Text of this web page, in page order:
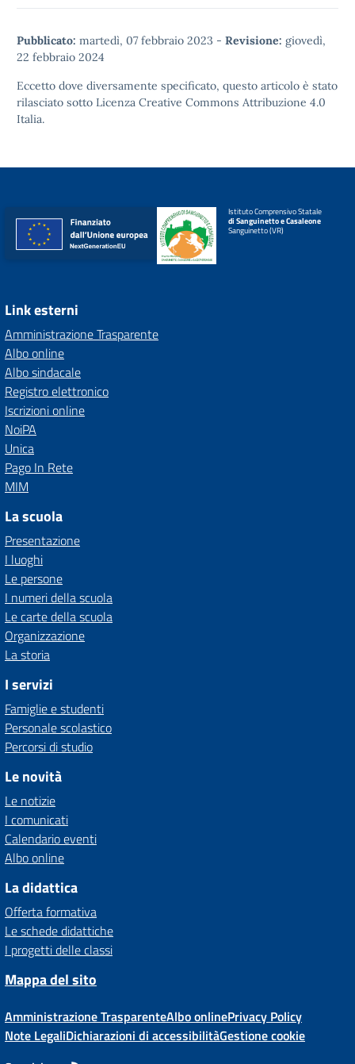
Pubblicato: martedì, 07 febbraio 2023 - Revisione: giovedì,
22 febbraio 2024
Eccetto dove diversamente specificato, questo articolo è stato
rilasciato sotto Licenza Creative Commons Attribuzione 4.0
Italia.
Istituto Comprensivo Statale
di Sanguinetto e Casaleone
Sanguinetto (VR)
Link esterni
Amministrazione Trasparente
Albo online
Albo sindacale
Registro elettronico
Iscrizioni online
NoiPA
Unica
Pago In Rete
MIM
La scuola
Presentazione
I luoghi
Le persone
I numeri della scuola
Le carte della scuola
Organizzazione
La storia
I servizi
Famiglie e studenti
Personale scolastico
Percorsi di studio
Le novità
Le notizie
I comunicati
Calendario eventi
Albo online
La didattica
Offerta formativa
Le schede didattiche
I progetti delle classi
Mappa del sito
Amministrazione TrasparenteAlbo onlinePrivacy Policy
Note LegaliDichiarazioni di accessibilitàGestione cookie